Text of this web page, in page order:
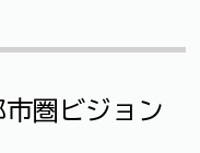
圏ビジョン